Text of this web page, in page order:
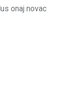
onaj novac